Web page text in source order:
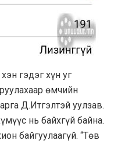
гэдэг хүн уг
өмчийн
Д.Итгэлтэй уулзав.
нь байхгүй байна.
байгуулаагүй. “Төв